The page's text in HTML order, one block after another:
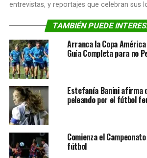
entrevistas, y reportajes que celebran sus
TAMBIÉN PUEDE
Arranca la Copa
Guía Completa para no
Estefanía Banini afirma
peleando por el fútbol
Comienza el
fútbol